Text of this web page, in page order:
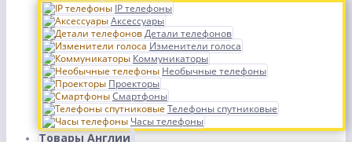
IP телефоны
Аксессуары
Детали телефонов
Изменители голоса
Коммуникаторы
Необычные телефоны
Проекторы
Смартфоны
Телефоны спутниковые
Часы телефоны
Товары Англии